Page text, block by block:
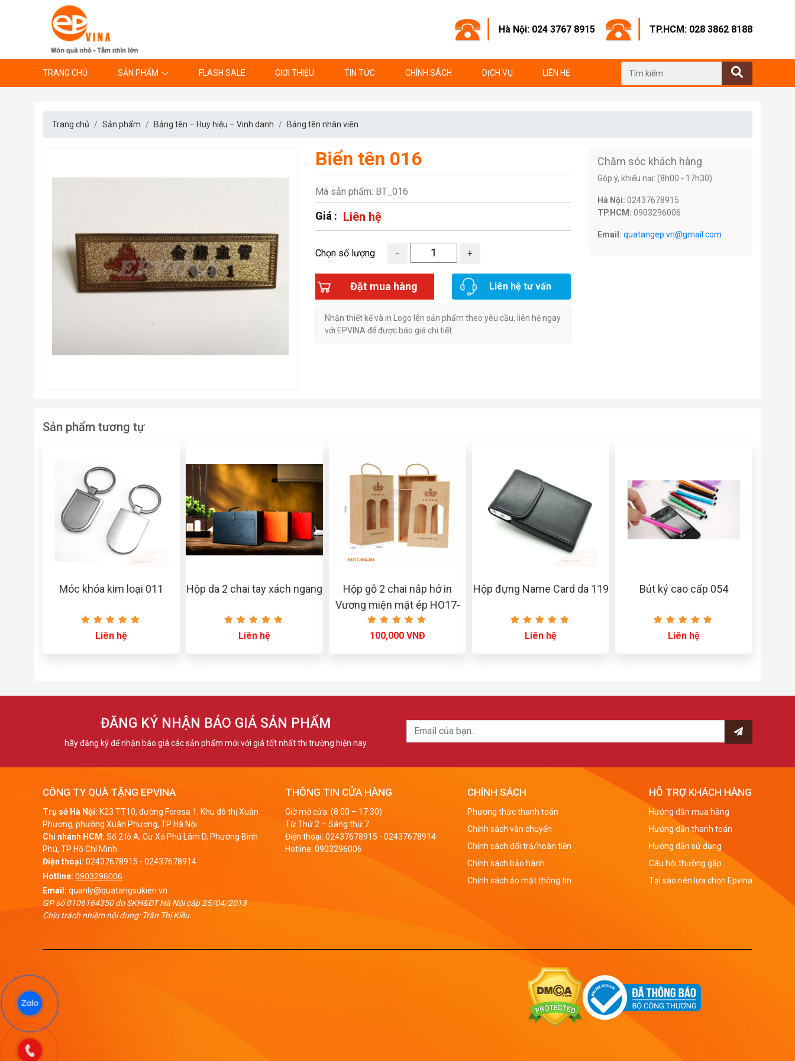
Hà Nội: 024 3767 8915 TP.HCM: 028 3862 8188
TRANG CHỦ SẢN PHẨM FLASH SALE GIỚI THIỆU TIN TỨC CHÍNH SÁCH DỊCH VỤ LIÊN HỆ
Trang chủ Sản phẩm Bảng tên – Huy hiệu – Vinh danh Bảng tên nhân viên
Biển tên 016
Mã sản phẩm: BT_016
Giá : Liên hệ
Chọn số lượng
Đặt mua hàng Liên hệ tư vấn
Nhận thiết kế và in Logo lên sản phẩm theo yêu cầu, liên hệ ngay
với EPVINA để được báo giá chi tiết.
Chăm sóc khách hàng
Góp ý, khiếu nại: (8h00 - 17h30)
Hà Nội: 02437678915
TP.HCM: 0903296006
Email: quatangep.vn@gmail.com
Sản phẩm tương tự
Móc khóa kim loại 011
Liên hệ
Hộp da 2 chai tay xách ngang
Liên hệ
Hộp gỗ 2 chai nắp hở in
Vương miện mặt ép HO17-
004-I01
100,000 VNĐ
Hộp đựng Name Card da 119
Liên hệ
Bút ký cao cấp 054
Liên hệ
ĐĂNG KÝ NHẬN BÁO GIÁ SẢN PHẨM
hãy đăng ký để nhận báo giá các sản phẩm mới với giá tốt nhất thi trường hiện nay
CÔNG TY QUÀ TẶNG EPVINA
Trụ sở Hà Nội: K23 TT10, đường Foresa 1, Khu đô thị Xuân
Phương, phường Xuân Phương, TP Hà Nội
Chi nhánh HCM: Số 2 lô A, Cư Xá Phú Lâm D, Phường Bình
Phú, TP Hồ Chí Minh
Điện thoại: 02437678915 - 02437678914
Hotline: 0903296006
Email: quanly@quatangsukien.vn
GP số 0106164350 do SKH&ĐT Hà Nội cấp 25/04/2013
Chịu trách nhiệm nội dung: Trần Thị Kiều
THÔNG TIN CỬA HÀNG
Giờ mở cửa: (8:00 – 17:30)
Từ Thứ 2 – Sáng thứ 7
Điện thoại: 02437678915 - 02437678914
Hotline: 0903296006
CHÍNH SÁCH
Phương thức thanh toán
Chính sách vận chuyển
Chính sách đổi trả/hoàn tiền
Chính sách bảo hành
Chính sách ảo mật thông tin
HỖ TRỢ KHÁCH HÀNG
Hướng dẫn mua hàng
Hướng dẫn thanh toán
Hướng dẫn sử dụng
Câu hỏi thường gặp
Tại sao nên lựa chọn Epvina